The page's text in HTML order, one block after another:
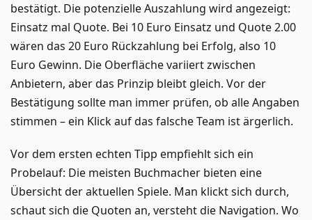
bestätigt. Die potenzielle Auszahlung wird angezeigt:
Einsatz mal Quote. Bei 10 Euro Einsatz und Quote 2.00
wären das 20 Euro Rückzahlung bei Erfolg, also 10
Euro Gewinn. Die Oberfläche variiert zwischen
Anbietern, aber das Prinzip bleibt gleich. Vor der
Bestätigung sollte man immer prüfen, ob alle Angaben
stimmen – ein Klick auf das falsche Team ist ärgerlich.
Vor dem ersten echten Tipp empfiehlt sich ein
Probelauf: Die meisten Buchmacher bieten eine
Übersicht der aktuellen Spiele. Man klickt sich durch,
schaut sich die Quoten an, versteht die Navigation. Wo